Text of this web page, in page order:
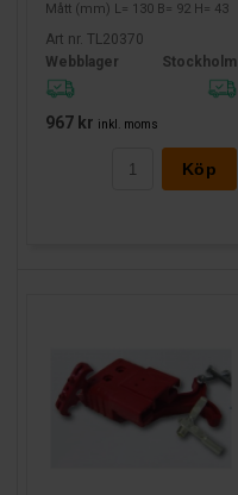
Mått (mm) L= 130 B= 92 H= 43
Art nr. TL20370
Webblager
Stockholm
967 kr inkl. moms
Köp